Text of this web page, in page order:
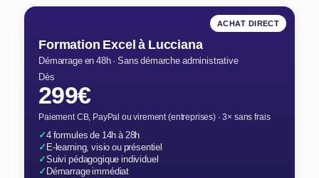
ACHAT DIRECT
Formation Excel à Lucciana
Démarrage en 48h · Sans démarche administrative
Dès
299€
Paiement CB, PayPal ou virement (entreprises) · 3× sans frais
✓4 formules de 14h à 28h
✓E-learning, visio ou présentiel
✓Suivi pédagogique individuel
✓Démarrage immédiat